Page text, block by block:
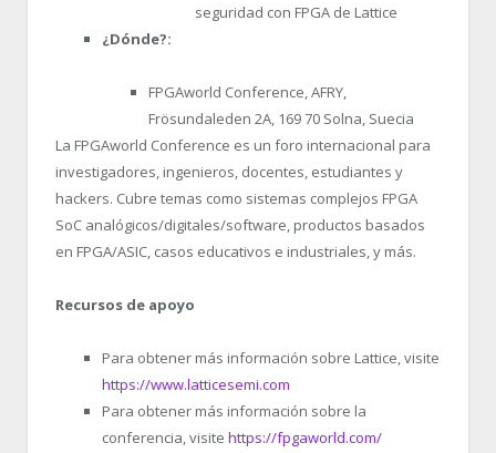
seguridad con FPGA de Lattice
¿Dónde?:
FPGAworld Conference, AFRY,
Frösundaleden 2A, 169 70 Solna, Suecia
La FPGAworld Conference es un foro internacional para
investigadores, ingenieros, docentes, estudiantes y
hackers. Cubre temas como sistemas complejos FPGA
SoC analógicos/digitales/software, productos basados
en FPGA/ASIC, casos educativos e industriales, y más.
Recursos de apoyo
Para obtener más información sobre Lattice, visite
https://www.latticesemi.com
Para obtener más información sobre la
conferencia, visite https://fpgaworld.com/